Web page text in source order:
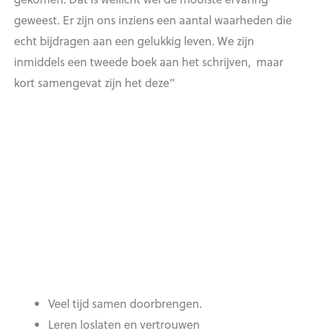
geweest. Er zijn ons inziens een aantal waarheden die
echt bijdragen aan een gelukkig leven. We zijn
inmiddels een tweede boek aan het schrijven, maar
kort samengevat zijn het deze”
Veel tijd samen doorbrengen.
Leren loslaten en vertrouwen